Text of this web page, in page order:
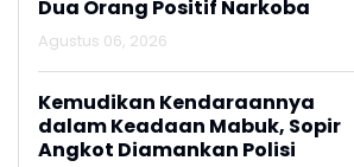
Dua Orang Positif Narkoba
Agustus 06, 2026
Kemudikan Kendaraannya
dalam Keadaan Mabuk, Sopir
Angkot Diamankan Polisi